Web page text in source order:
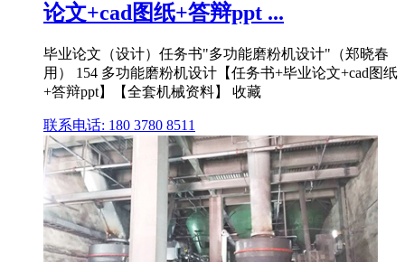
论文+cad图纸+答辩ppt ...
毕业论文（设计）任务书"多功能磨粉机设计"（郑晓春
用） 154 多功能磨粉机设计【任务书+毕业论文+cad图纸
+答辩ppt】【全套机械资料】 收藏
联系电话: 180 3780 8511